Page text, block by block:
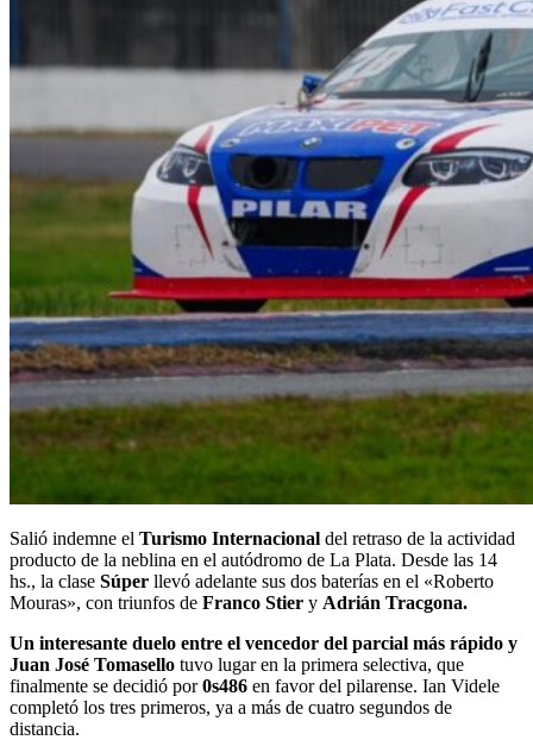
Salió indemne el Turismo Internacional del retraso de la actividad
producto de la neblina en el autódromo de La Plata. Desde las 14
hs., la clase Súper llevó adelante sus dos baterías en el «Roberto
Mouras», con triunfos de Franco Stier y Adrián Tracgona.
Un interesante duelo entre el vencedor del parcial más rápido y
Juan José Tomasello tuvo lugar en la primera selectiva, que
finalmente se decidió por0s486 en favor del pilarense. Ian Videle
completó los tres primeros, ya a más de cuatro segundos de
distancia.